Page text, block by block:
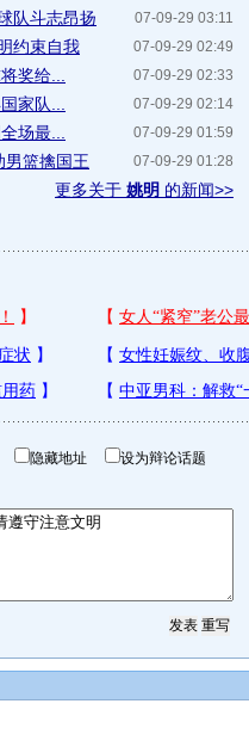
07-09-29 03:11
队斗志昂扬
07-09-29 02:49
约束自我
07-09-29 02:33
奖给...
07-09-29 02:14
家队...
07-09-29 01:59
场最...
07-09-29 01:28
男篮擒国王
更多关于 姚明 的新闻>>
隐藏地址 设为辩论话题